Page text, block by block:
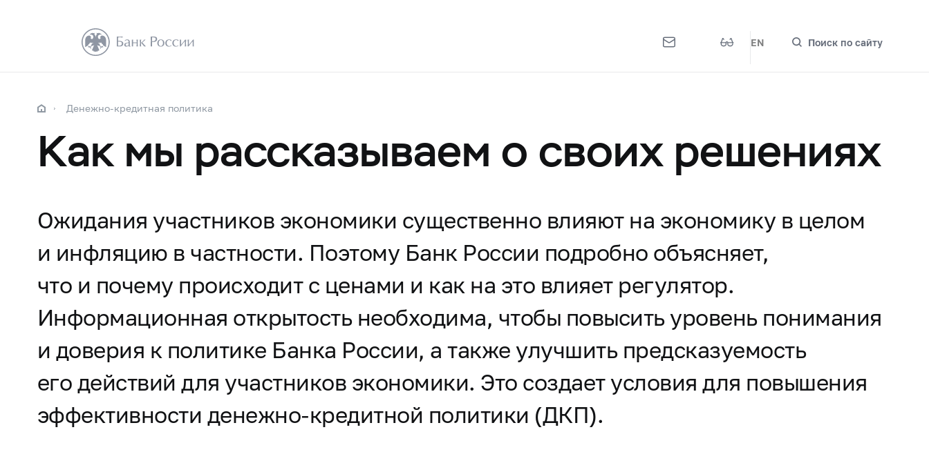
EN Поиск по сайту
Денежно-кредитная политика
Как мы рассказываем о своих решениях
Ожидания участников экономики существенно влияют на экономику в целом
и инфляцию в частности. Поэтому Банк России подробно объясняет,
что и почему происходит с ценами и как на это влияет регулятор.
Информационная открытость необходима, чтобы повысить уровень понимания
и доверия к политике Банка России, а также улучшить предсказуемость
его действий для участников экономики. Это создает условия для повышения
эффективности денежно-кредитной политики (ДКП).